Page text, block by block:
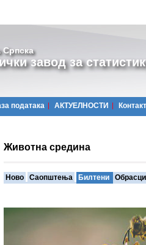
Српска
завод за
података АКТУЕЛНОСТИ Контакт
Животна средина
Ново Саопштења Билтени Обрасци